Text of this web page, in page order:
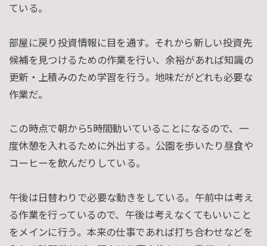
ている。
部屋に戻り投資情報に目を通す。それから新しい投資先
候補を見つけるための作業を行い、余裕があれば知識の
更新・上積みのため学習を行う。地味だがどれも必要な
作業だ。
この時点で朝から5時間動いていることになるので、一
度休憩を入れるために外出する。公園を歩いたり昼食や
コーヒーを飲んだりしている。
午後は日替わりで必要な動きをしている。午前中は考え
る作業を行っているので、午後は考えなくてもいいこと
をメインに行う。本来の仕事であれば打ち合わせなどを